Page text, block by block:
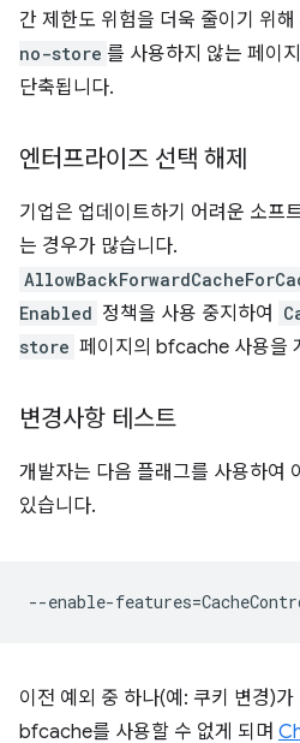
간 제한도 위험을 더욱 줄이기 위해
no-store 를 사용하지 않는 페이
단축됩니다.
엔터프라이즈 선택 해제
기업은 업데이트하기 어려운 소프
는 경우가 많습니다.
Enabled 정책을 사용 중지하여
store 페이지의 bfcache 사용을
변경사항 테스트
개발자는 다음 플래그를 사용하여
있습니다.
--enable-features=
이전 예외 중 하나(예: 쿠키 변경)
bfcache를 사용할 수 없게 되며